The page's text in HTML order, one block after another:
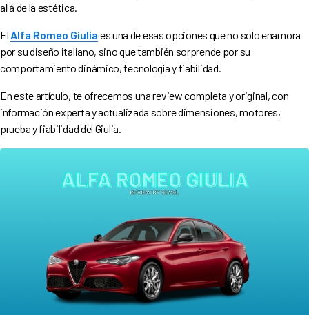
allá de la estética.
El Alfa Romeo Giulia es una de esas opciones que no solo enamora
por su diseño italiano, sino que también sorprende por su
comportamiento dinámico, tecnología y fiabilidad.
En este artículo, te ofrecemos una review completa y original, con
información experta y actualizada sobre dimensiones, motores,
prueba y fiabilidad del Giulia.